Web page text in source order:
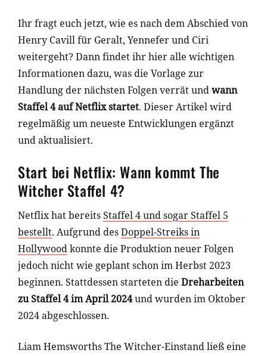
Ihr fragt euch jetzt, wie es nach dem Abschied von
Henry Cavill für Geralt, Yennefer und Ciri
weitergeht? Dann findet ihr hier alle wichtigen
Informationen dazu, was die Vorlage zur
Handlung der nächsten Folgen verrät undwann
Staffel 4 auf Netflix startet. Dieser Artikel wird
regelmäßig um neueste Entwicklungen ergänzt
und aktualisiert.
Start bei Netflix: Wann kommt The
Witcher Staffel 4?
Netflix hat bereitsStaffel 4 und sogar Staffel 5
bestellt. Aufgrund desDoppel-Streiks in
Hollywoodkonnte die Produktion neuer Folgen
jedoch nicht wie geplant schon im Herbst 2023
beginnen. Stattdessen starteten die Dreharbeiten
zu Staffel 4 im April 2024und wurden im Oktober
2024 abgeschlossen.
Liam Hemsworths The Witcher-Einstand ließ eine